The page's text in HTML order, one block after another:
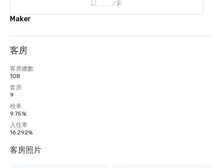
Maker
客房
客房總數
108
套房
9
稅率
9.75%
入住率
16.292%
客房照片